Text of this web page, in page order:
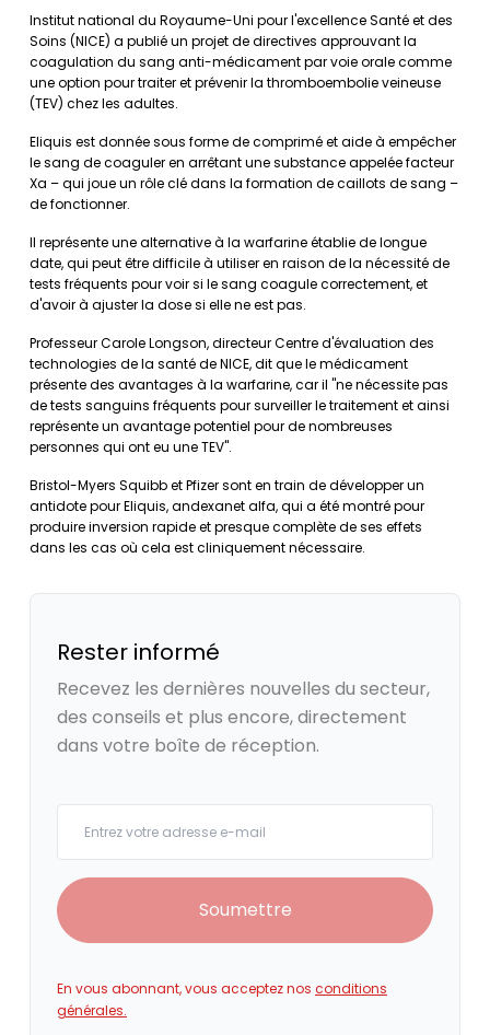
Institut national du Royaume-Uni pour l'excellence Santé et des
Soins (NICE) a publié un projet de directives approuvant la
coagulation du sang anti-médicament par voie orale comme
une option pour traiter et prévenir la thromboembolie veineuse
(TEV) chez les adultes.
Eliquis est donnée sous forme de comprimé et aide à empêcher
le sang de coaguler en arrêtant une substance appelée facteur
Xa – qui joue un rôle clé dans la formation de caillots de sang –
de fonctionner.
Il représente une alternative à la warfarine établie de longue
date, qui peut être difficile à utiliser en raison de la nécessité de
tests fréquents pour voir si le sang coagule correctement, et
d'avoir à ajuster la dose si elle ne est pas.
Professeur Carole Longson, directeur Centre d'évaluation des
technologies de la santé de NICE, dit que le médicament
présente des avantages à la warfarine, car il "ne nécessite pas
de tests sanguins fréquents pour surveiller le traitement et ainsi
représente un avantage potentiel pour de nombreuses
personnes qui ont eu une TEV".
Bristol-Myers Squibb et Pfizer sont en train de développer un
antidote pour Eliquis, andexanet alfa, qui a été montré pour
produire inversion rapide et presque complète de ses effets
dans les cas où cela est cliniquement nécessaire.
Rester informé
Recevez les dernières nouvelles du secteur,
des conseils et plus encore, directement
dans votre boîte de réception.
Soumettre
En vous abonnant, vous acceptez nos conditions
générales.